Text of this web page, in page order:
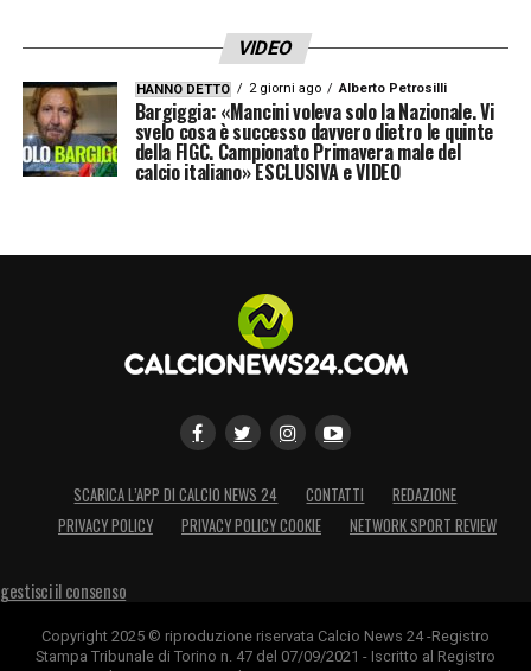
VIDEO
HANNO DETTO 2 giorni ago Alberto Petrosilli
Bargiggia: «Mancini voleva solo la Nazionale. Vi
svelo cosa è successo davvero dietro le quinte
della FIGC. Campionato Primavera male del
calcio italiano» ESCLUSIVA e VIDEO
SCARICA L’APP DI CALCIO NEWS 24 CONTATTI
REDAZIONE
PRIVACY POLICY
PRIVACY POLICY COOKIE NETWORK SPORT REVIEW
gestisci il consenso
Copyright 2025 © riproduzione riservata Calcio News 24 -Registro
Stampa Tribunale di Torino n. 47 del 07/09/2021 - Iscritto al Registro